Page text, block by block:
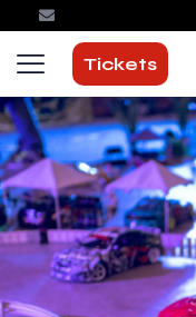
Tickets